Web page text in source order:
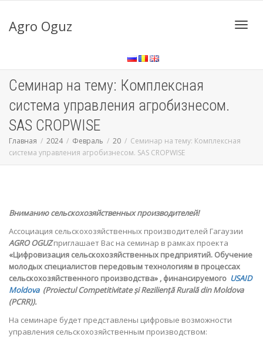
Agro Oguz
Семинар на тему: Комплексная
система управления агробизнесом.
SAS CROPWISE
Главная 2024 Февраль 20
Семинар на тему: Комплексная
система управления агробизнесом. SAS CROPWISE
Вниманию сельскохозяйственных производителей!
Ассоциация сельскохозяйственных производителей Гагаузии
AGRO OGUZприглашает Вас на семинар в рамках проекта
«Цифровизация сельскохозяйственных предприятий. Обучение
молодых специалистов передовым технологиям в процессах
сельскохозяйственного производства» , финансируемого USAID
Moldova (Proiectul Competitivitate și Reziliență Rurală din Moldova
(PCRR)).
На семинаре будет представлены цифровые возможности
управления сельскохозяйственным производством: